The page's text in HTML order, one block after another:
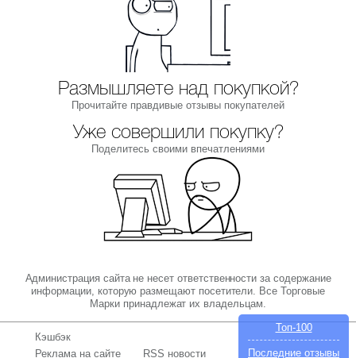
Размышляете над покупкой?
Прочитайте правдивые отзывы покупателей
Уже совершили покупку?
Поделитесь своими впечатлениями
Администрация сайта не несет ответственности за содержание
информации, которую размещают посетители. Все Торговые
Марки принадлежат их владельцам.
Кэшбэк
Реклама на сайте
RSS новости
Топ-100
Последние отзывы